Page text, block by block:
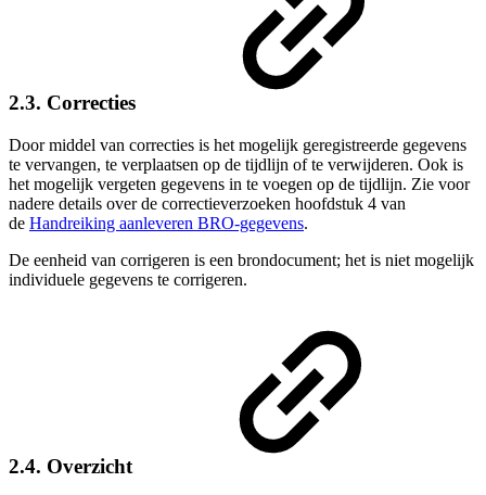
2.3. Correcties
Door middel van correcties is het mogelijk geregistreerde gegevens
te vervangen, te verplaatsen op de tijdlijn of te verwijderen. Ook is
het mogelijk vergeten gegevens in te voegen op de tijdlijn. Zie voor
nadere details over de correctieverzoeken hoofdstuk 4 van
de Handreiking aanleveren BRO-gegevens.
De eenheid van corrigeren is een brondocument; het is niet mogelijk
individuele gegevens te corrigeren.
2.4. Overzicht